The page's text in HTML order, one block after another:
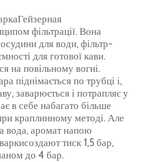
фільтрації. Вона
для води, фільтр-
для готової кави.
на повільному вогні.
піднімається по трубці і,
заварюється і потрапляє у
в себе набагато більше
краплинному методі. Але
вода, аромат напою
тиск 1,5 бар,
до 4 бар.